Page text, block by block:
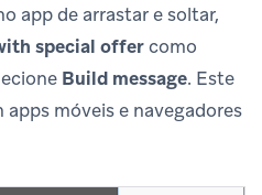
app de arrastar e soltar,
special offercomo
Build message. Este
móveis e navegadores